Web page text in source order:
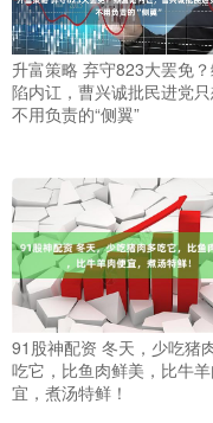
升富策略 弃守823大罢免
陷内讧，曹兴诚批民进党只
不用负责的“侧翼”
91股神配资 冬天，少吃猪
吃它，比鱼肉鲜美，比牛
宜，煮汤特鲜！